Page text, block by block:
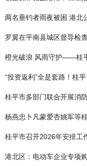
两名垂钓者雨夜被困 港北
罗翼在平南县城区督导检
橙光破浪 风雨守护——桂
“投资返利”全是套路！桂
桂平市多部门联合开展消
杨燕忠卜凡蒙爱杏姚军等
桂平市召开2026年安排工
港北区：电动车企业专项